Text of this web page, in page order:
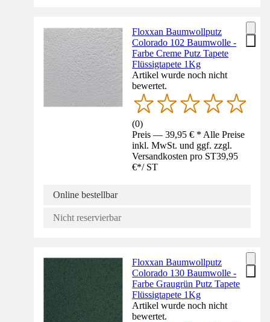
Floxxan Baumwollputz
Colorado 102 Baumwolle -
Farbe Creme Putz Tapete
Flüssigtapete 1Kg
Artikel wurde noch nicht
bewertet.
(0)
Preis — 39,95 € * Alle Preise
inkl. MwSt. und ggf. zzgl.
Versandkosten pro ST39,95
€*/ ST
Online bestellbar
Nicht reservierbar
Floxxan Baumwollputz
Colorado 130 Baumwolle -
Farbe Graugrün Putz Tapete
Flüssigtapete 1Kg
Artikel wurde noch nicht
bewertet.